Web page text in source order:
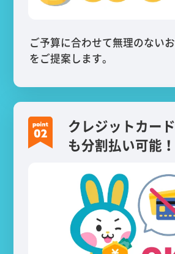
ご予算に合わせて無理のない
をご提案します。
クレジットカー
も分割払い可能！